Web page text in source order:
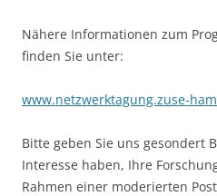
Nähere Informationen zum
finden Sie unter:
www.netzwerktagung.zuse-
Bitte geben Sie uns gesondert
Interesse haben, Ihre
Rahmen einer moderierten